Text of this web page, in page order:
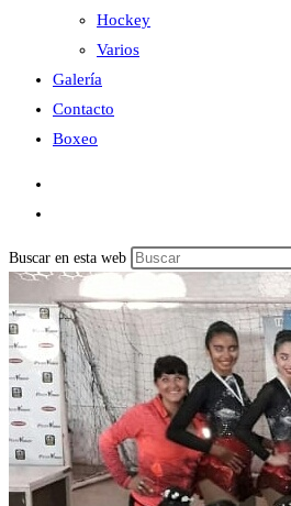
Hockey
Varios
Galería
Contacto
Boxeo
Buscar en esta web